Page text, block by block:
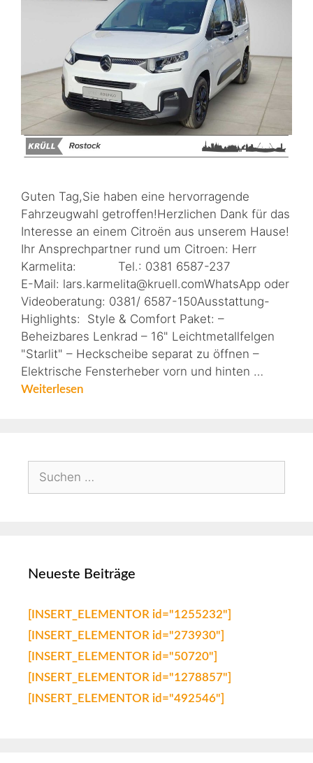
Guten Tag,Sie haben eine hervorragende
Fahrzeugwahl getroffen!Herzlichen Dank für das
Interesse an einem Citroën aus unserem Hause!
Ihr Ansprechpartner rund um Citroen: Herr
Karmelita: Tel.: 0381 6587-237
E-Mail: lars.karmelita@kruell.comWhatsApp oder
Videoberatung: 0381/ 6587-150Ausstattung-
Highlights: Style & Comfort Paket: –
Beheizbares Lenkrad – 16" Leichtmetallfelgen
"Starlit" – Heckscheibe separat zu öffnen –
Elektrische Fensterheber vorn und hinten …
Weiterlesen
Neueste Beiträge
[INSERT_ELEMENTOR id="1255232"]
[INSERT_ELEMENTOR id="273930"]
[INSERT_ELEMENTOR id="50720"]
[INSERT_ELEMENTOR id="1278857"]
[INSERT_ELEMENTOR id="492546"]